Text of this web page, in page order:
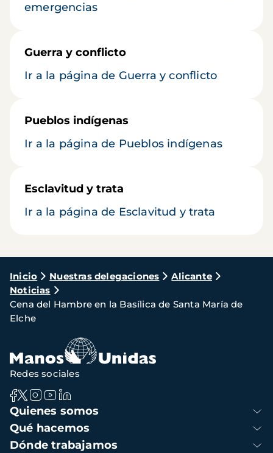
emergencias
Guerra y conflicto
Ir a la página de Guerra y conflicto
Pueblos indígenas
Ir a la página de Pueblos indígenas
Esclavitud y trata
Ir a la página de Esclavitud y trata
Ruta
de
navegación
Inicio Nuestras delegaciones
Alicante
Noticias
Cena del Hambre en la Basílica de Santa María de
Elche
Navegación
principal
Quienes somos
Qué hacemos
Dónde trabajamos
Redes sociales